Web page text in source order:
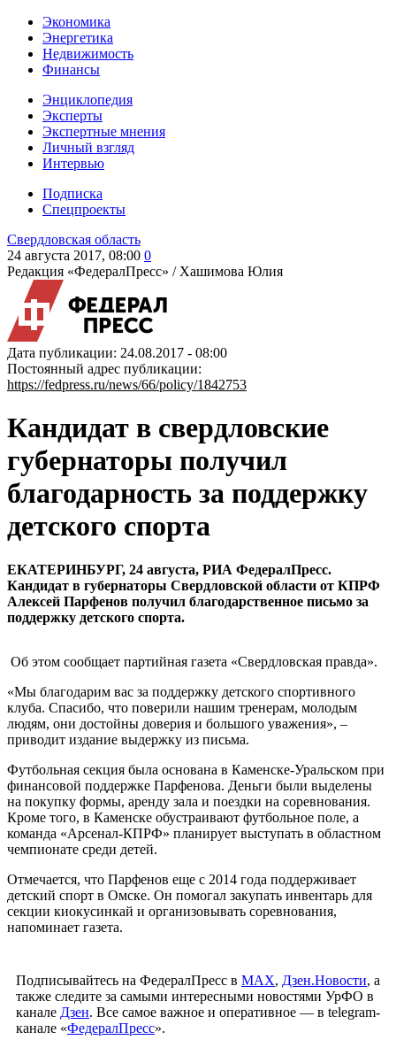
Экономика
Энергетика
Недвижимость
Финансы
Энциклопедия
Эксперты
Экспертные мнения
Личный взгляд
Интервью
Подписка
Спецпроекты
Свердловская область
24 августа 2017, 08:00 0
Редакция «ФедералПресс» / Хашимова Юлия
Дата публикации: 24.08.2017 - 08:00
Постоянный адрес публикации:
https://fedpress.ru/news/66/policy/1842753
Кандидат в свердловские
губернаторы получил
благодарность за поддержку
детского спорта
ЕКАТЕРИНБУРГ, 24 августа, РИА ФедералПресс.
Кандидат в губернаторы Свердловской области от КПРФ
Алексей Парфенов получил благодарственное письмо за
поддержку детского спорта.
Об этом сообщает партийная газета «Свердловская правда».
«Мы благодарим вас за поддержку детского спортивного
клуба. Спасибо, что поверили нашим тренерам, молодым
людям, они достойны доверия и большого уважения», –
приводит издание выдержку из письма.
Футбольная секция была основана в Каменске-Уральском при
финансовой поддержке Парфенова. Деньги были выделены
на покупку формы, аренду зала и поездки на соревнования.
Кроме того, в Каменске обустраивают футбольное поле, а
команда «Арсенал-КПРФ» планирует выступать в областном
чемпионате среди детей.
Отмечается, что Парфенов еще с 2014 года поддерживает
детский спорт в Омске. Он помогал закупать инвентарь для
секции киокусинкай и организовывать соревнования,
напоминает газета.
Подписывайтесь на ФедералПресс в МАХ, Дзен.Новости, а
также следите за самыми интересными новостями УрФО в
канале Дзен. Все самое важное и оперативное — в telegram-
канале «ФедералПресс».